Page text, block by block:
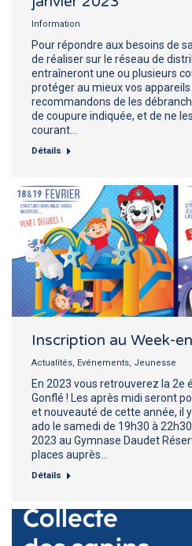
Information
Pour répondre aux besoins de
de réaliser sur le réseau de
entraîneront une ou plusieurs
protéger au mieux vos
recommandons de les
de coupure indiquée, et de ne
courant…
Détails
Inscription au Week-
Actualités, Evénements, Jeunesse
En 2023 vous retrouverez la 2e
Gonflé ! Les après midi seront
et nouveauté de cette année, il
ado le samedi de 19h30 à
2023 au Gymnase Daudet
places auprès…
Détails